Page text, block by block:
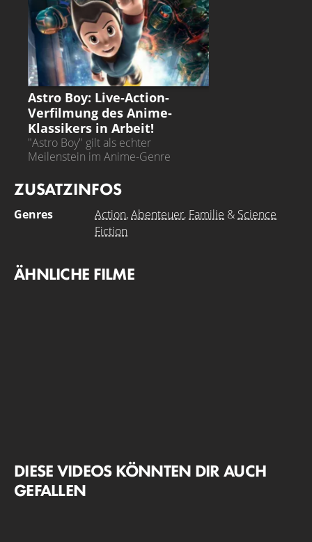
ASTRO BOY
Astro Boy: Live-Action-
Verfilmung des Anime-
Klassikers in Arbeit!
"Astro Boy" gilt als echter
Meilenstein im Anime-Genre
ZUSATZINFOS
Genres Action,Abenteuer, Familie & Science
Fiction
ÄHNLICHE FILME
DIESE VIDEOS KÖNNTEN DIR AUCH
GEFALLEN